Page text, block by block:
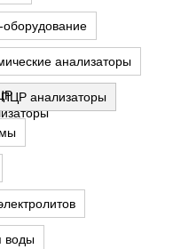
анализаторы
ПЦР анализаторы
воды